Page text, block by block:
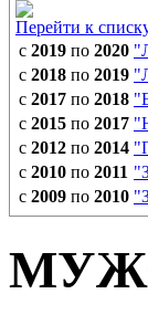
Перейти к
с 2019 по 2020
с 2018 по 2019
с 2017 по 2018
с 2015 по 2017
с 2012 по 2014
с 2010 по 2011
с 2009 по 2010